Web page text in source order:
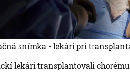
snímka - lekári pri
lekári transplantovali